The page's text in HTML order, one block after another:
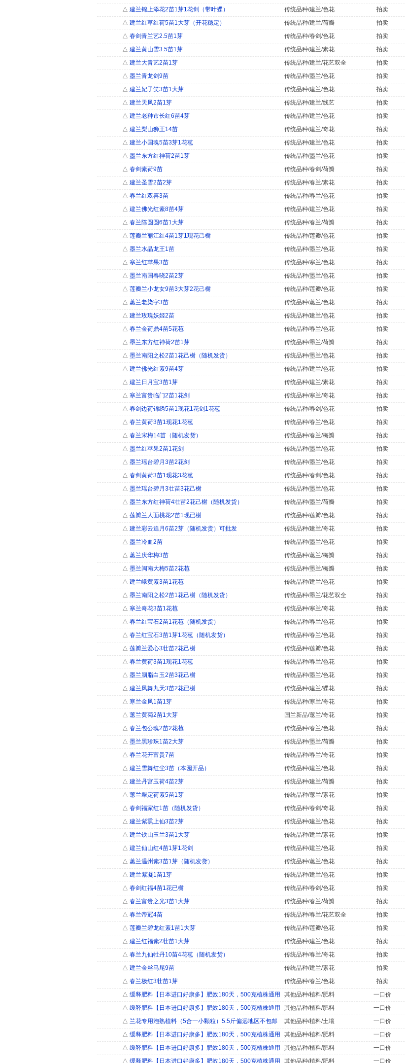
△ 建兰锦上添花2苗1芽1花剑（带叶蝶） 传统品种/建兰/色花 拍卖
△ 建兰红草红荷5苗1大芽（开花稳定） 传统品种/建兰/荷瓣 拍卖
△ 春剑青兰艺2.5苗1芽 传统品种/春剑/色花 拍卖
△ 建兰黄山雪3.5苗1芽 传统品种/建兰/素花 拍卖
△ 建兰大青艺2苗1芽 传统品种/建兰/花艺双全 拍卖
△ 墨兰青龙剑9苗 传统品种/墨兰/色花 拍卖
△ 建兰妃子笑3苗1大芽 传统品种/建兰/色花 拍卖
△ 建兰天凤2苗1芽 传统品种/建兰/线艺 拍卖
△ 建兰老种市长红6苗4芽 传统品种/建兰/色花 拍卖
△ 建兰梨山狮王14苗 传统品种/建兰/奇花 拍卖
△ 建兰小国魂5苗3芽1花苞 传统品种/建兰/色花 拍卖
△ 墨兰东方红神荷2苗1芽 传统品种/墨兰/色花 拍卖
△ 春剑素荷9苗 传统品种/春剑/荷瓣 拍卖
△ 建兰圣雪2苗2芽 传统品种/春兰/素花 拍卖
△ 春兰红双喜3苗 传统品种/春兰/色花 拍卖
△ 建兰佛光红素8苗4芽 传统品种/建兰/色花 拍卖
△ 春兰陈圆圆6苗1大芽 传统品种/春兰/荷瓣 拍卖
△ 莲瓣兰丽江红4苗1芽1现花己榭 传统品种/莲瓣/色花 拍卖
△ 墨兰水晶龙王1苗 传统品种/墨兰/色花 拍卖
△ 寒兰红苹果3苗 传统品种/寒兰/色花 拍卖
△ 墨兰南国春晓2苗2芽 传统品种/墨兰/色花 拍卖
△ 莲瓣兰小龙女9苗3大芽2花己榭 传统品种/莲瓣/色花 拍卖
△ 蕙兰老染字3苗 传统品种/蕙兰/色花 拍卖
△ 建兰玫瑰妖姬2苗 传统品种/建兰/色花 拍卖
△ 春兰金荷鼎4苗5花苞 传统品种/春兰/色花 拍卖
△ 墨兰东方红神荷2苗1芽 传统品种/墨兰/荷瓣 拍卖
△ 墨兰南阳之松2苗1花己榭（随机发货） 传统品种/墨兰/色花 拍卖
△ 建兰佛光红素9苗4芽 传统品种/建兰/色花 拍卖
△ 建兰日月宝3苗1芽 传统品种/建兰/素花 拍卖
△ 寒兰富贵临门2苗1花剑 传统品种/寒兰/奇花 拍卖
△ 春剑边荷锦绣5苗1现花1花剑1花苞 传统品种/春剑/色花 拍卖
△ 春兰黄荷3苗1现花1花苞 传统品种/春兰/色花 拍卖
△ 春兰宋梅14苗（随机发货） 传统品种/春兰/梅瓣 拍卖
△ 墨兰红苹果2苗1花剑 传统品种/墨兰/色花 拍卖
△ 墨兰瑶台碧月3苗2花剑 传统品种/墨兰/色花 拍卖
△ 春剑黄荷3苗1现花3花苞 传统品种/春剑/色花 拍卖
△ 墨兰瑶台碧月3壮苗3花己榭 传统品种/墨兰/色花 拍卖
△ 墨兰东方红神荷4壮苗2花己榭（随机发货） 传统品种/墨兰/荷瓣 拍卖
△ 莲瓣兰人面桃花2苗1现已榭 传统品种/莲瓣/色花 拍卖
△ 建兰彩云追月6苗2芽（随机发货）可批发 传统品种/建兰/奇花 拍卖
△ 墨兰冷血2苗 传统品种/墨兰/色花 拍卖
△ 蕙兰庆华梅3苗 传统品种/蕙兰/梅瓣 拍卖
△ 墨兰闽南大梅5苗2花苞 传统品种/墨兰/梅瓣 拍卖
△ 建兰峨黄素3苗1花苞 传统品种/建兰/色花 拍卖
△ 墨兰南阳之松2苗1花己榭（随机发货） 传统品种/墨兰/花艺双全 拍卖
△ 寒兰奇花3苗1花苞 传统品种/寒兰/奇花 拍卖
△ 春兰红宝石2苗1花苞（随机发货） 传统品种/春兰/色花 拍卖
△ 春兰红宝石3苗1芽1花苞（随机发货） 传统品种/春兰/色花 拍卖
△ 莲瓣兰爱心3壮苗2花己榭 传统品种/莲瓣/色花 拍卖
△ 春兰黄荷3苗1现花1花苞 传统品种/春兰/色花 拍卖
△ 墨兰胭脂白玉2苗3花己榭 传统品种/墨兰/色花 拍卖
△ 建兰凤舞九天3苗2花已榭 传统品种/建兰/蝶花 拍卖
△ 寒兰金凤1苗1芽 传统品种/寒兰/奇花 拍卖
△ 蕙兰黄菊2苗1大芽 国兰新品/蕙兰/奇花 拍卖
△ 春兰包公魂2苗2花苞 传统品种/春兰/色花 拍卖
△ 墨兰黑珍珠1苗2大芽 传统品种/墨兰/荷瓣 拍卖
△ 春兰花开富贵7苗 传统品种/春兰/奇花 拍卖
△ 建兰雪舞红尘3苗（本园开品） 传统品种/建兰/色花 拍卖
△ 建兰丹宫玉荷4苗2芽 传统品种/建兰/荷瓣 拍卖
△ 蕙兰翠定荷素5苗1芽 传统品种/蕙兰/素花 拍卖
△ 春剑福家红1苗（随机发货） 传统品种/春剑/奇花 拍卖
△ 建兰紫熏上仙3苗2芽 传统品种/建兰/色花 拍卖
△ 建兰铁山玉兰3苗1大芽 传统品种/建兰/素花 拍卖
△ 建兰仙山红4苗1芽1花剑 传统品种/建兰/色花 拍卖
△ 蕙兰温州素3苗1芽（随机发货） 传统品种/蕙兰/色花 拍卖
△ 建兰紫凝1苗1芽 传统品种/建兰/色花 拍卖
△ 春剑红福4苗1花已榭 传统品种/春剑/色花 拍卖
△ 春兰富贵之光3苗1大芽 传统品种/春兰/荷瓣 拍卖
△ 春兰帝冠4苗 传统品种/春兰/花艺双全 拍卖
△ 莲瓣兰碧龙红素1苗1大芽 传统品种/莲瓣/色花 拍卖
△ 建兰红福素2壮苗1大芽 传统品种/建兰/色花 拍卖
△ 春兰九仙牡丹10苗4花苞（随机发货） 传统品种/春兰/奇花 拍卖
△ 建兰金丝马尾9苗 传统品种/建兰/素花 拍卖
△ 春兰极红3壮苗1芽 传统品种/春兰/色花 拍卖
△ 缓释肥料【日本进口好康多】肥效180天，500克植株通用 其他品种/植料/肥料 一口价
△ 缓释肥料【日本进口好康多】肥效180天，500克植株通用 其他品种/植料/肥料 一口价
△ 兰花专用泡熟植料（5合一小颗粒）5.5斤偏远地区不包邮 其他品种/植料/土壤 一口价
△ 缓释肥料【日本进口好康多】肥效180天，500克植株通用 其他品种/植料/肥料 一口价
△ 缓释肥料【日本进口好康多】肥效180天，500克植株通用 其他品种/植料/肥料 一口价
△ 缓释肥料【日本进口好康多】肥效180天，500克植株通用 其他品种/植料/肥料 一口价